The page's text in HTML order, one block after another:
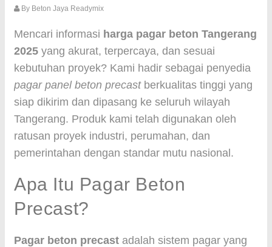
By Beton Jaya Readymix
Mencari informasi harga pagar beton Tangerang
2025 yang akurat, terpercaya, dan sesuai
kebutuhan proyek? Kami hadir sebagai penyedia
pagar panel beton precastberkualitas tinggi yang
siap dikirim dan dipasang ke seluruh wilayah
Tangerang. Produk kami telah digunakan oleh
ratusan proyek industri, perumahan, dan
pemerintahan dengan standar mutu nasional.
Apa Itu Pagar Beton
Precast?
Pagar beton precast adalah sistem pagar yang